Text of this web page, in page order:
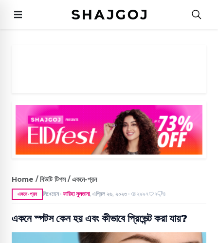
Home / বিউটি টিপস / একনে-প্রন
একনে-প্রন লিখেছেন ● ফারিহা সুলতানা, এপ্রিল ২৬, ২০২৩ ● ২৯৯৭ ৭ ৪
একনে স্পটস কেন হয় এবং কীভাবে প্রিভেন্ট করা যায়?